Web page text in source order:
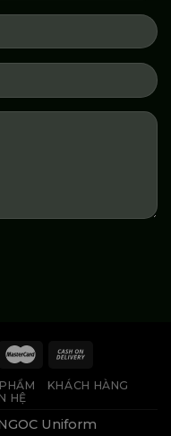
KHÁCH HÀNG
HỆ
Uniform